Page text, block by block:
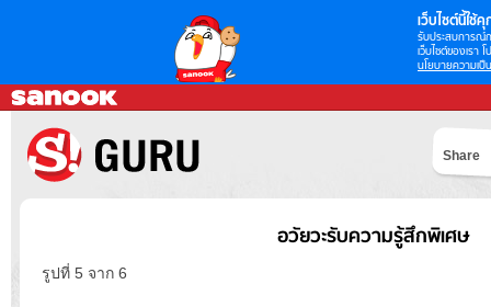
เว็บไซต์นี้ใช้คุ
รับประสบการณ์
เว็บไซต์ของเรา
นโยบายความเป็
Share
อวัยวะรับความรู้สึกพิเศษ
รูปที่ 5 จาก 6